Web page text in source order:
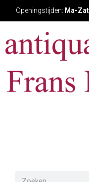
Openingstijden: Ma-Zat